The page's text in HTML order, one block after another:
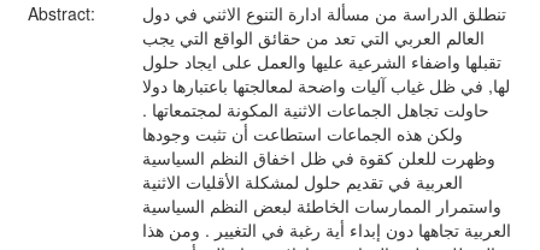
Abstract:
تنطلق الدراسة من مسألة ادارة التنوع الاثني في دول
العالم العربي التي تعد من حقائق الواقع التي يجب
تقبلها واضفاء الشرعية عليها والعمل على ايجاد حلول
لها, في ظل غياب آليات واضحة لمعالجتها باعتبارها دولا
حاولت تجاهل الجماعات الاثنية المكونة لمجتمعاتها .
ولكن هذه الجماعات استطاعت أن تثبت وجودها
وظهرت للعلن كقوة في ظل اخفاق النظم السياسية
العربية في تقديم حلول لمشكلة الأقليات الاثنية
واستمرار الممارسات الخاطئة لبعض النظم السياسية
العربية تجاهها دون إبداء أية رغبة في التغيير . ومن هذا